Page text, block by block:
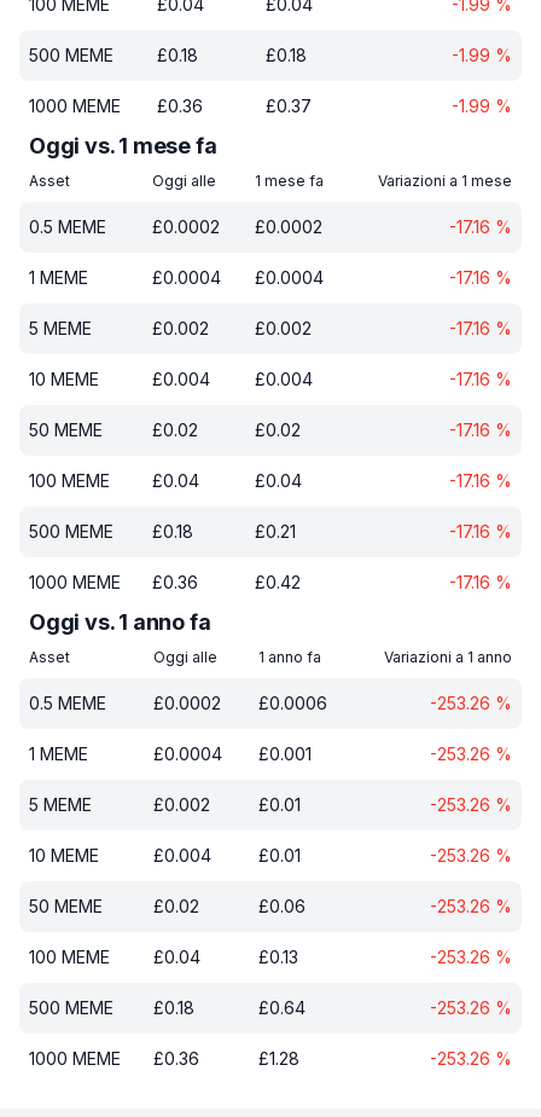
100 MEME £0.04 £0.04 -1.99 %
500 MEME £0.18 £0.18 -1.99 %
1000 MEME £0.36 £0.37 -1.99 %
Oggi vs. 1 mese fa
Asset Oggi alle 1 mese fa Variazioni a 1 mese
0.5 MEME £0.0002 £0.0002 -17.16 %
1 MEME £0.0004 £0.0004 -17.16 %
5 MEME £0.002 £0.002 -17.16 %
10 MEME £0.004 £0.004 -17.16 %
50 MEME £0.02 £0.02 -17.16 %
100 MEME £0.04 £0.04 -17.16 %
500 MEME £0.18 £0.21 -17.16 %
1000 MEME £0.36 £0.42 -17.16 %
Oggi vs. 1 anno fa
Asset Oggi alle 1 anno fa Variazioni a 1 anno
0.5 MEME £0.0002 £0.0006 -253.26 %
1 MEME £0.0004 £0.001 -253.26 %
5 MEME £0.002 £0.01 -253.26 %
10 MEME £0.004 £0.01 -253.26 %
50 MEME £0.02 £0.06 -253.26 %
100 MEME £0.04 £0.13 -253.26 %
500 MEME £0.18 £0.64 -253.26 %
1000 MEME £0.36 £1.28 -253.26 %